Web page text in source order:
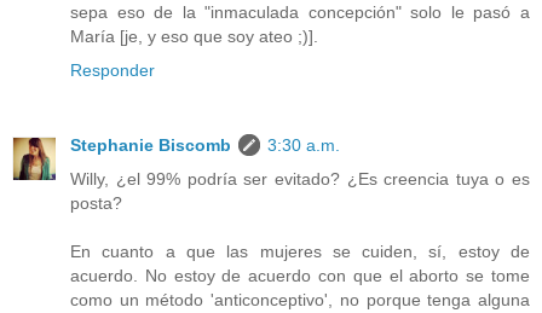
sepa eso de la "inmaculada concepción" solo le pasó a
María [je, y eso que soy ateo ;)].
Responder
Stephanie Biscomb
3:30 a.m.
Willy, ¿el 99% podría ser evitado? ¿Es creencia tuya o es
posta?
En cuanto a que las mujeres se cuiden, sí, estoy de
acuerdo. No estoy de acuerdo con que el aborto se tome
como un método 'anticonceptivo', no porque tenga alguna